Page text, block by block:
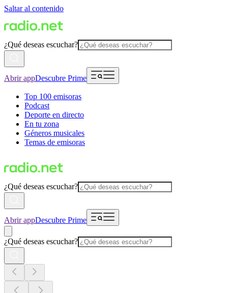
Saltar al contenido
¿Qué deseas escuchar?
Abrir appDescubre Prime
Top 100 emisoras
Podcast
Deporte en directo
En tu zona
Géneros musicales
Temas de emisoras
¿Qué deseas escuchar?
Abrir appDescubre Prime
¿Qué deseas escuchar?